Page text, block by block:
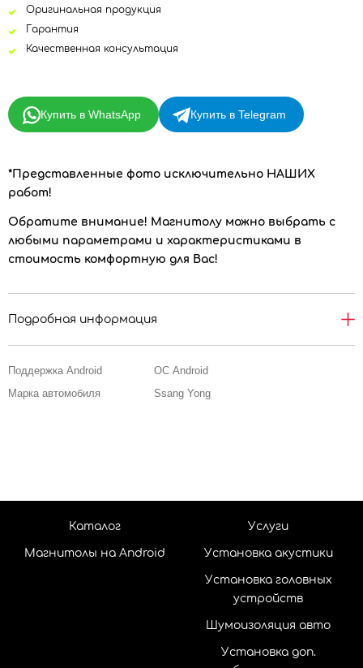
Оригинальная продукция
Гарантия
Качественная консультация
Купить в WhatsApp Купить в Telegram
*Представленные фото исключительно НАШИХ
работ!
Обратите внимание! Магнитолу можно выбрать с
любыми параметрами и характеристиками в
стоимость комфортную для Вас!
Подробная информация
Поддержка Android
ОС Android
Марка автомобиля
Ssang Yong
Каталог
Магнитолы на Android
Услуги
Установка акустики
Установка головных
устройств
Шумоизоляция авто
Установка доп.